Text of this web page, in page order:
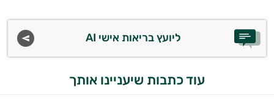
אקנה ליועץ בריאות אישי AI
עוד כתבות שיעניינו אותך